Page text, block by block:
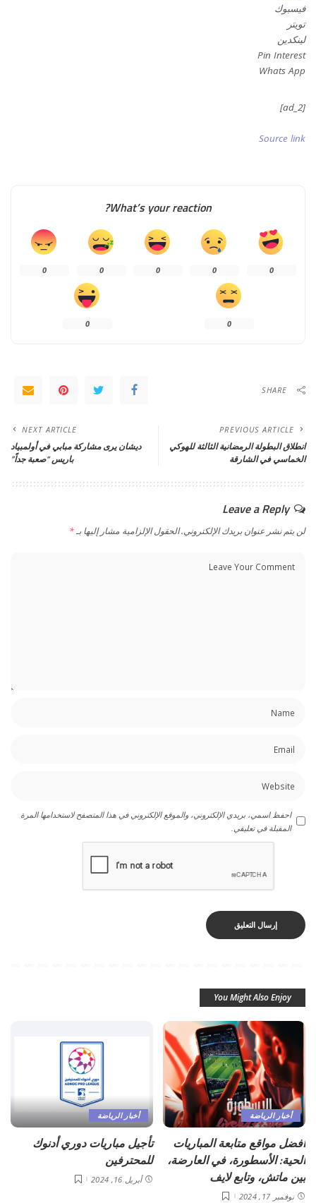
فيسبوك
تويتر
لينكدين
Pin Interest
Whats App
[ad_2]
Source link
What’s your reaction?
0
0
0
0
0
0
0
SHARE
PREVIOUS ARTICLE
انطلاق البطولة الرمضانية الثالثة للهوكي
الخماسي في الشارقة
NEXT ARTICLE
ديشان يرى مشاركة مبابي في أولمبياد
باريس “صعبة جداً”
Leave a Reply
لن يتم نشر عنوان بريدك الإلكتروني.الحقول الإلزامية مشار إليها بـ*
احفظ اسمي، بريدي الإلكتروني، والموقع الإلكتروني في هذا المتصفح لاستخدامها المرة
المقبلة في تعليقي.
You Might Also Enjoy
أخبار الرياضة
أفضل مواقع متابعة المباريات
الحية: الأسطورة، في العارضة،
بين ماتش، وتابع لايف
نوفمبر 17, 2024
أخبار الرياضة
تأجيل مباريات دوري أدنوك
للمحترفين
أبريل 16, 2024